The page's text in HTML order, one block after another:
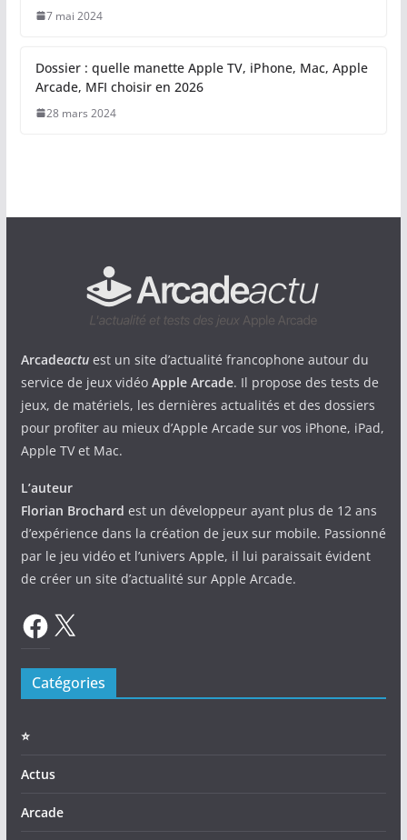
7 mai 2024
Dossier : quelle manette Apple TV, iPhone, Mac, Apple
Arcade, MFI choisir en 2026
28 mars 2024
Arcadeactuest un site d’actualité francophone autour du
service de jeux vidéo Apple Arcade. Il propose des tests de
jeux, de matériels, les dernières actualités et des dossiers
pour profiter au mieux d’Apple Arcade sur vos iPhone, iPad,
Apple TV et Mac.
L’auteur
Florian Brochard est un développeur ayant plus de 12 ans
d’expérience dans la création de jeux sur mobile. Passionné
par le jeu vidéo et l’univers Apple, il lui paraissait évident
de créer un site d’actualité sur Apple Arcade.
Facebook
X
Catégories
⭐️
Actus
Arcade